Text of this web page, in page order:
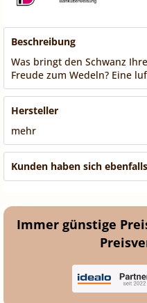
Beschreibung
Was bringt den Schwanz
Freude zum Wedeln? Eine
Hersteller
mehr
Kunden haben sich
Immer günstige